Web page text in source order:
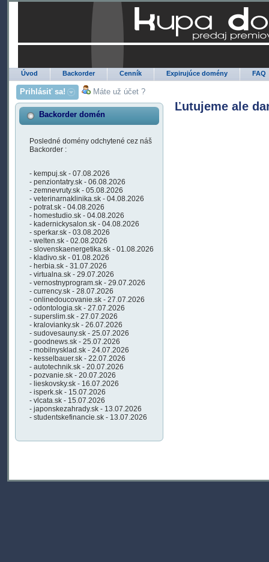
Úvod Backorder Cenník Expirujúce domény FAQ
Prihlásiť sa! Máte už účet ?
Backorder domén
Posledné domény odchytené cez náš
Backorder :
- kempuj.sk - 07.08.2026
- penziontatry.sk - 06.08.2026
- zemnevruty.sk - 05.08.2026
- veterinarnaklinika.sk - 04.08.2026
- potrat.sk - 04.08.2026
- homestudio.sk - 04.08.2026
- kadernickysalon.sk - 04.08.2026
- sperkar.sk - 03.08.2026
- welten.sk - 02.08.2026
- slovenskaenergetika.sk - 01.08.2026
- kladivo.sk - 01.08.2026
- herbia.sk - 31.07.2026
- virtualna.sk - 29.07.2026
- vernostnyprogram.sk - 29.07.2026
- currency.sk - 28.07.2026
- onlinedoucovanie.sk - 27.07.2026
- odontologia.sk - 27.07.2026
- superslim.sk - 27.07.2026
- kralovianky.sk - 26.07.2026
- sudovesauny.sk - 25.07.2026
- goodnews.sk - 25.07.2026
- mobilnysklad.sk - 24.07.2026
- kesselbauer.sk - 22.07.2026
- autotechnik.sk - 20.07.2026
- pozvanie.sk - 20.07.2026
- lieskovsky.sk - 16.07.2026
- isperk.sk - 15.07.2026
- vlcata.sk - 15.07.2026
- japonskezahrady.sk - 13.07.2026
- studentskefinancie.sk - 13.07.2026
Ľutujeme ale